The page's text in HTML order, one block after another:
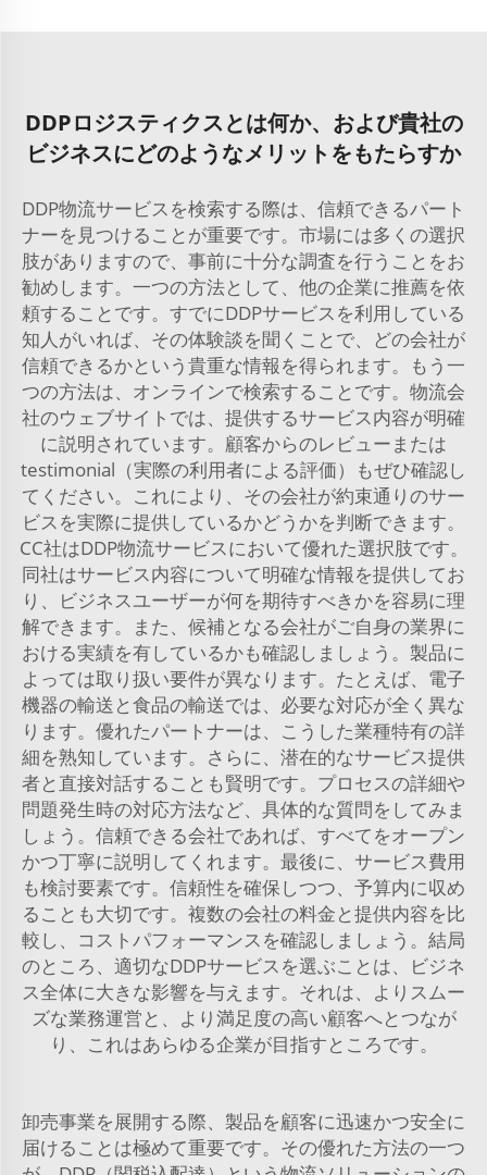
DDPロジスティクスとは何か、および貴社の
ビジネスにどのようなメリットをもたらすか
DDP物流サービスを検索する際は、信頼できるパート
ナーを見つけることが重要です。市場には多くの選択
肢がありますので、事前に十分な調査を行うことをお
勧めします。一つの方法として、他の企業に推薦を依
頼することです。すでにDDPサービスを利用している
知人がいれば、その体験談を聞くことで、どの会社が
信頼できるかという貴重な情報を得られます。もう一
つの方法は、オンラインで検索することです。物流会
社のウェブサイトでは、提供するサービス内容が明確
に説明されています。顧客からのレビューまたは
testimonial（実際の利用者による評価）もぜひ確認し
てください。これにより、その会社が約束通りのサー
ビスを実際に提供しているかどうかを判断できます。
CC社はDDP物流サービスにおいて優れた選択肢です。
同社はサービス内容について明確な情報を提供してお
り、ビジネスユーザーが何を期待すべきかを容易に理
解できます。また、候補となる会社がご自身の業界に
おける実績を有しているかも確認しましょう。製品に
よっては取り扱い要件が異なります。たとえば、電子
機器の輸送と食品の輸送では、必要な対応が全く異な
ります。優れたパートナーは、こうした業種特有の詳
細を熟知しています。さらに、潜在的なサービス提供
者と直接対話することも賢明です。プロセスの詳細や
問題発生時の対応方法など、具体的な質問をしてみま
しょう。信頼できる会社であれば、すべてをオープン
かつ丁寧に説明してくれます。最後に、サービス費用
も検討要素です。信頼性を確保しつつ、予算内に収め
ることも大切です。複数の会社の料金と提供内容を比
較し、コストパフォーマンスを確認しましょう。結局
のところ、適切なDDPサービスを選ぶことは、ビジネ
ス全体に大きな影響を与えます。それは、よりスムー
ズな業務運営と、より満足度の高い顧客へとつなが
り、これはあらゆる企業が目指すところです。
卸売事業を展開する際、製品を顧客に迅速かつ安全に
届けることは極めて重要です。その優れた方法の一つ